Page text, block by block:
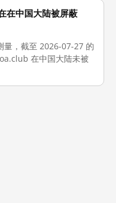
中国大陆被屏蔽
量，截至 2026-07-27 的
在中国大陆未被